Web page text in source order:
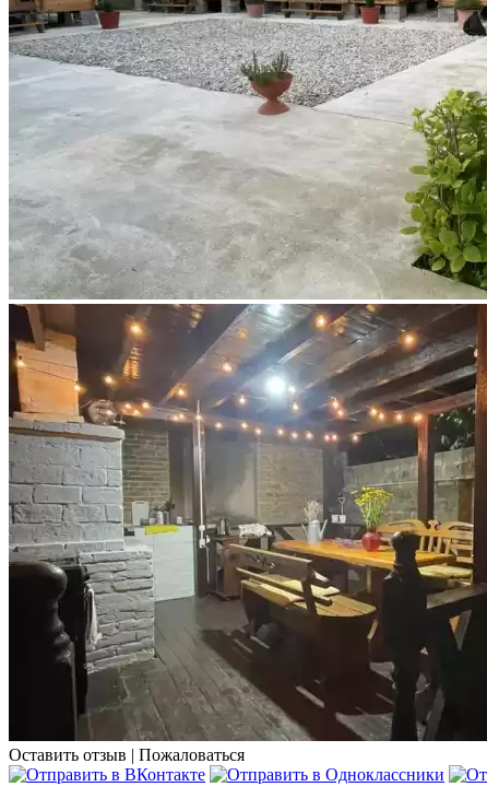
Оставить отзыв | Пожаловаться